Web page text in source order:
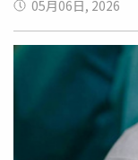
友去四川廣安華鎣
的瀑布鞦韆，在懸
員表示安全裝備沒
出平台。沒想到
即斷裂，導致她
緊急送醫，仍宣
落差高達200多公
05月06日, 2026